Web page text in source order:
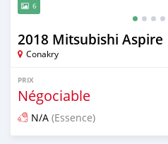
6
2018 Mitsubishi Aspire
Conakry
PRIX
Négociable
N/A (Essence)